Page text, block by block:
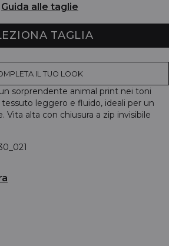
Guida alle taglie
TAGLIA
IL TUO LOOK
sorprendente animal print nei toni
tessuto leggero e fluido, ideali per un
Vita alta con chiusura a zip invisibile